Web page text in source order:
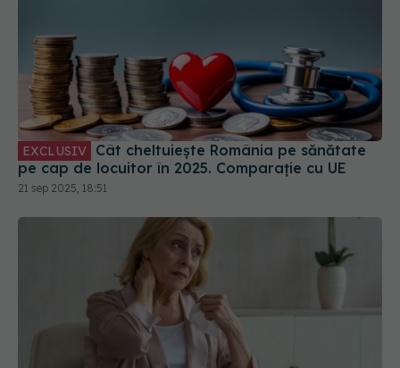
EXCLUSIV
pe cap de locuitor în 2025. Comparație cu UE
21 sep 2025, 18:51